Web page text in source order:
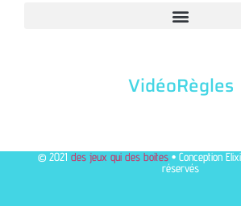
VidéoRègles
© 2021 des jeux qui des boites• Conception
réservés